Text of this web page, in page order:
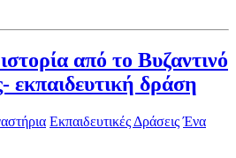
από το Βυζαντινό
εκπαιδευτική δράση
Εκπαιδευτικές Δράσεις Ένα